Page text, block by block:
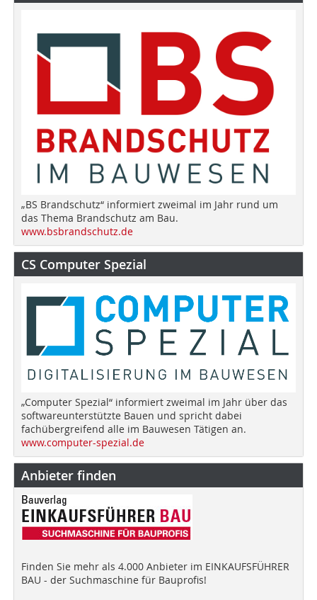
„BS Brandschutz“ informiert zweimal im Jahr rund um
das Thema Brandschutz am Bau.
www.bsbrandschutz.de
CS Computer Spezial
„Computer Spezial“ informiert zweimal im Jahr über das
softwareunterstützte Bauen und spricht dabei
fachübergreifend alle im Bauwesen Tätigen an.
www.computer-spezial.de
Anbieter finden
Finden Sie mehr als 4.000 Anbieter im EINKAUFSFÜHRER
BAU - der Suchmaschine für Bauprofis!